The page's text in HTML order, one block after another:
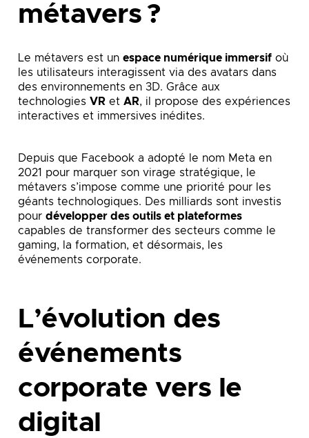
métavers ?
Le métavers est unespace numérique immersif où
les utilisateurs interagissent via des avatars dans
des environnements en 3D. Grâce aux
technologiesVR etAR, il propose des expériences
interactives et immersives inédites.
Depuis que Facebook a adopté le nom Meta en
2021 pour marquer son virage stratégique, le
métavers s’impose comme une priorité pour les
géants technologiques. Des milliards sont investis
pourdévelopper des outils et plateformes
capables de transformer des secteurs comme le
gaming, la formation, et désormais, les
événements corporate.
L’évolution des
événements
corporate vers le
digital